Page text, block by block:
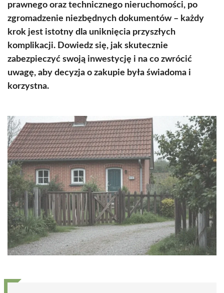
prawnego oraz technicznego nieruchomości, po
zgromadzenie niezbędnych dokumentów – każdy
krok jest istotny dla uniknięcia przyszłych
komplikacji. Dowiedz się, jak skutecznie
zabezpieczyć swoją inwestycję i na co zwrócić
uwagę, aby decyzja o zakupie była świadoma i
korzystna.